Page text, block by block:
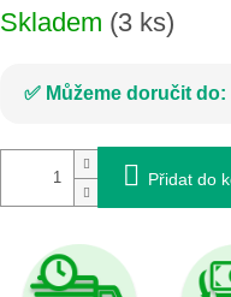
Skladem (3 ks)
Můžeme doručit do:
Přidat do